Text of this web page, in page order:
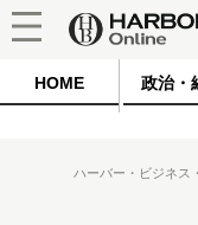
HOME 政治・
ハーバー・ビジネス